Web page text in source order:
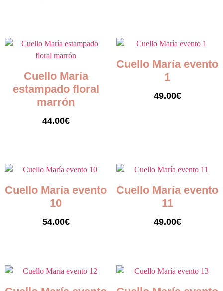
Cuello María
estampado floral
marrón
44.00€
Cuello María evento
1
49.00€
Cuello María evento
10
54.00€
Cuello María evento
11
49.00€